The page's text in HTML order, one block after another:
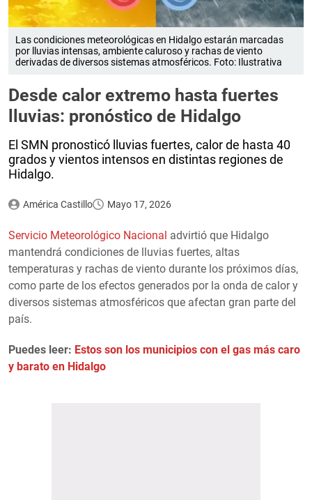
Las condiciones meteorológicas en Hidalgo estarán marcadas
por lluvias intensas, ambiente caluroso y rachas de viento
derivadas de diversos sistemas atmosféricos. Foto: Ilustrativa
Desde calor extremo hasta fuertes
lluvias: pronóstico de Hidalgo
El SMN pronosticó lluvias fuertes, calor de hasta 40
grados y vientos intensos en distintas regiones de
Hidalgo.
América Castillo Mayo 17, 2026
Servicio Meteorológico Nacional advirtió que Hidalgo
mantendrá condiciones de lluvias fuertes, altas
temperaturas y rachas de viento durante los próximos días,
como parte de los efectos generados por la onda de calor y
diversos sistemas atmosféricos que afectan gran parte del
país.
Puedes leer: Estos son los municipios con el gas más caro
y barato en Hidalgo